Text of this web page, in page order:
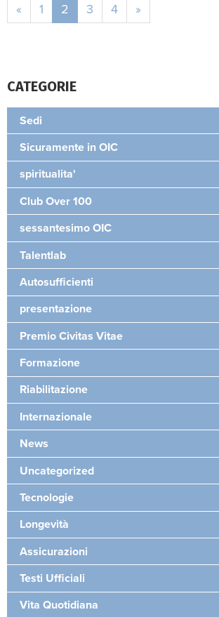
« 1 2 3 4 »
CATEGORIE
Sedi
Sicuramente in OIC
spiritualita'
Club Over 100
sessantesimo OIC
Talentlab
Autosufficienti
presentazione
Premio Civitas Vitae
Formazione
Riabilitazione
Internazionale
News
Uncategorized
Tecnologie
Longevità
Assicurazioni
Testi Ufficiali
Vita Quotidiana